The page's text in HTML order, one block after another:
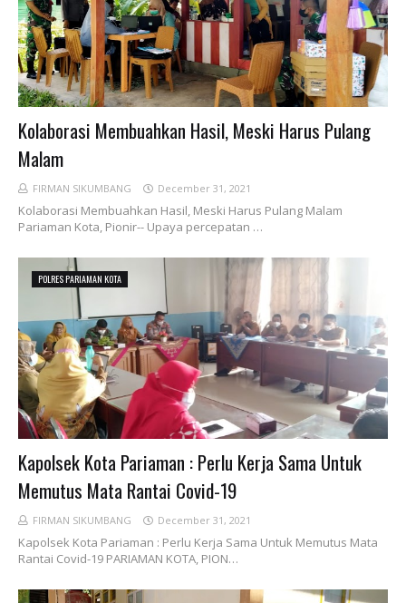
Kolaborasi Membuahkan Hasil, Meski Harus Pulang
Malam
FIRMAN SIKUMBANG December 31, 2021
Kolaborasi Membuahkan Hasil, Meski Harus Pulang Malam
Pariaman Kota, Pionir-- Upaya percepatan …
POLRES PARIAMAN KOTA
Kapolsek Kota Pariaman : Perlu Kerja Sama Untuk
Memutus Mata Rantai Covid-19
FIRMAN SIKUMBANG December 31, 2021
Kapolsek Kota Pariaman : Perlu Kerja Sama Untuk Memutus Mata
Rantai Covid-19 PARIAMAN KOTA, PION…